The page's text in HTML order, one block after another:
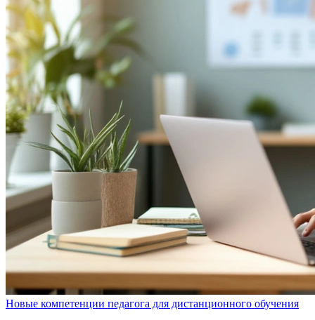
Новые компетенции педагога для дистанционного обучения